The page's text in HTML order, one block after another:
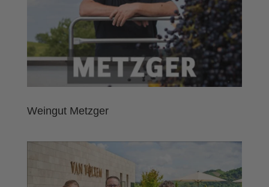
Weingut Metzger